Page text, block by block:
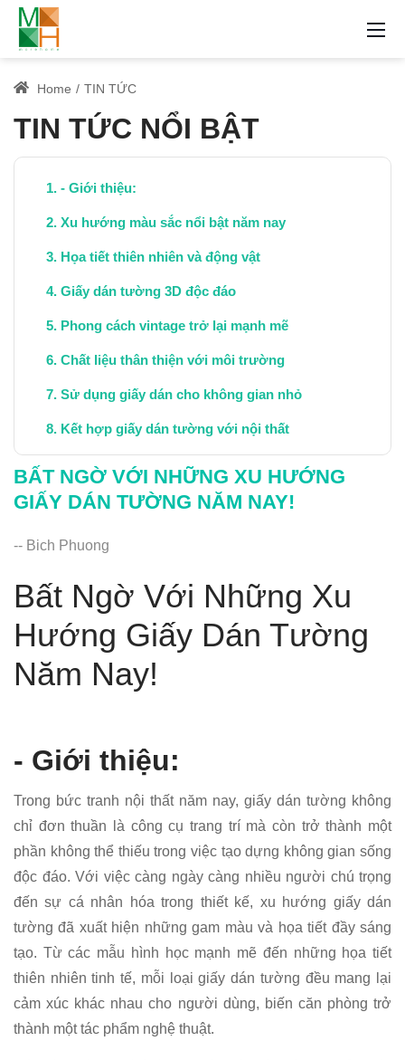
Home TIN TỨC
TIN TỨC NỔI BẬT
- Giới thiệu:
Xu hướng màu sắc nổi bật năm nay
Họa tiết thiên nhiên và động vật
Giấy dán tường 3D độc đáo
Phong cách vintage trở lại mạnh mẽ
Chất liệu thân thiện với môi trường
Sử dụng giấy dán cho không gian nhỏ
Kết hợp giấy dán tường với nội thất
Lời khuyên chọn giấy dán tường phù hợp
Kết luận:
BẤT NGỜ VỚI NHỮNG XU HƯỚNG
GIẤY DÁN TƯỜNG NĂM NAY!
-- Bich Phuong
Bất Ngờ Với Những Xu
Hướng Giấy Dán Tường
Năm Nay!
- Giới thiệu:
Trong bức tranh nội thất năm nay, giấy dán tường không
chỉ đơn thuần là công cụ trang trí mà còn trở thành một
phần không thể thiếu trong việc tạo dựng không gian sống
độc đáo. Với việc càng ngày càng nhiều người chú trọng
đến sự cá nhân hóa trong thiết kế, xu hướng giấy dán
tường đã xuất hiện những gam màu và họa tiết đầy sáng
tạo. Từ các mẫu hình học mạnh mẽ đến những họa tiết
thiên nhiên tinh tế, mỗi loại giấy dán tường đều mang lại
cảm xúc khác nhau cho người dùng, biến căn phòng trở
thành một tác phẩm nghệ thuật.